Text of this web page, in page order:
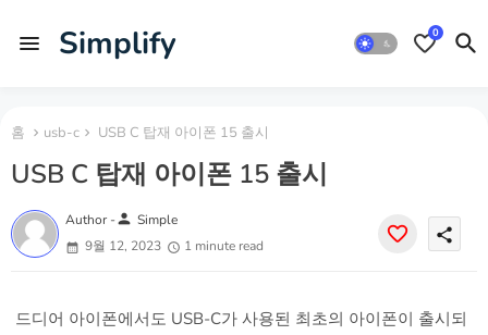
Simplify 0
홈 usb-c USB C 탑재 아이폰 15 출시
USB C 탑재 아이폰 15 출시
Author -person Simple
9월 12, 2023
1 minute read
share
드디어 아이폰에서도 USB-C가 사용된 최초의 아이폰이 출시되